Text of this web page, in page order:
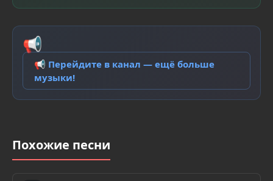
📢
📢 Перейдите в канал — ещё больше
музыки!
Похожие песни